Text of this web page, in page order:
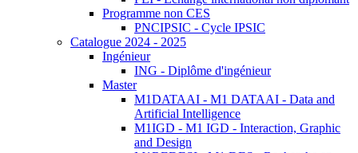
Programme non CES
PNCIPSIC - Cycle IPSIC
Catalogue 2024 - 2025
Ingénieur
ING - Diplôme d'ingénieur
Master
M1DATAAI - M1 DATAAI - Data and
Artificial Intelligence
M1IGD - M1 IGD - Interaction, Graphic
and Design